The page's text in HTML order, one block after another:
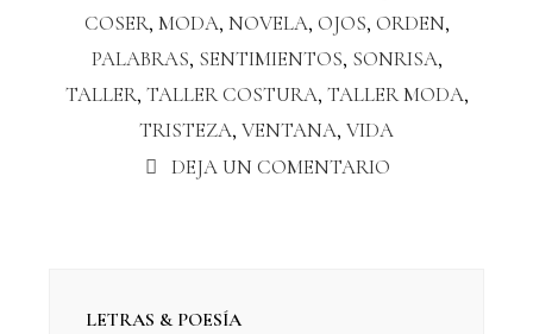
COSER, MODA, NOVELA, OJOS, ORDEN,
PALABRAS, SENTIMIENTOS, SONRISA,
TALLER, TALLER COSTURA, TALLER MODA,
TRISTEZA, VENTANA, VIDA
DEJA UN COMENTARIO
LETRAS & POESÍA